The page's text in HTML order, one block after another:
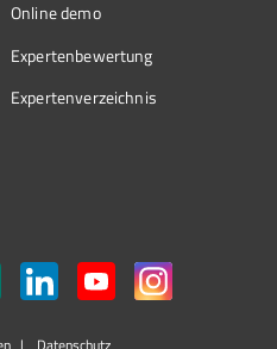
Online demo
Expertenbewertung
Expertenverzeichnis